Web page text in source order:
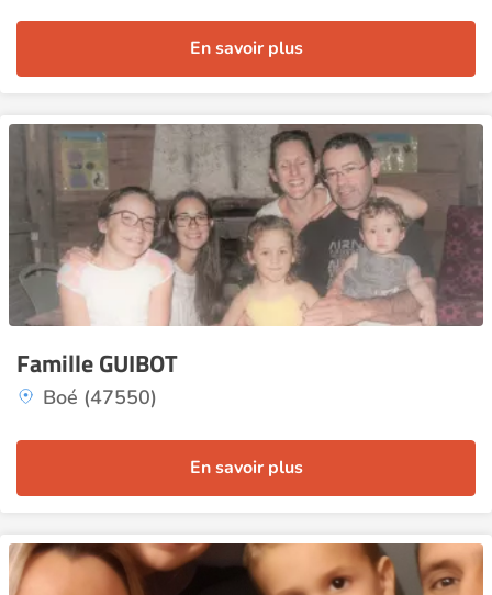
En savoir plus
Famille GUIBOT
Boé (47550)
En savoir plus